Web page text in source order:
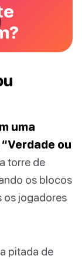
uma
ou
torre de
os blocos
os jogadores
pitada de